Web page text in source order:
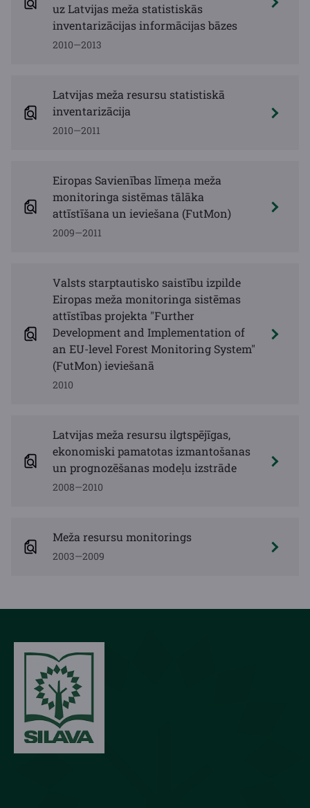
uz Latvijas meža statistiskās
inventarizācijas informācijas bāzes
2010—2013
Latvijas meža resursu statistiskā
inventarizācija
2010—2011
Eiropas Savienības līmeņa meža
monitoringa sistēmas tālāka
attīstīšana un ieviešana (FutMon)
2009—2011
Valsts starptautisko saistību izpilde
Eiropas meža monitoringa sistēmas
attīstības projekta "Further
Development and Implementation of
an EU-level Forest Monitoring System"
(FutMon) ieviešanā
2010
Latvijas meža resursu ilgtspējīgas,
ekonomiski pamatotas izmantošanas
un prognozēšanas modeļu izstrāde
2008—2010
Meža resursu monitorings
2003—2009